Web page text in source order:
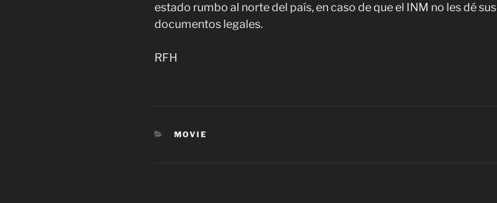
estado rumbo al norte del país, en caso de que el INM no les dé sus
documentos legales.
RFH
CATEGORIES
MOVIE